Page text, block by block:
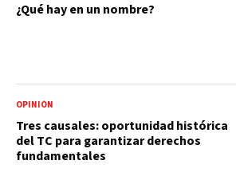
¿Qué hay en un nombre?
OPINIÓN
Tres causales: oportunidad histórica
del TC para garantizar derechos
fundamentales